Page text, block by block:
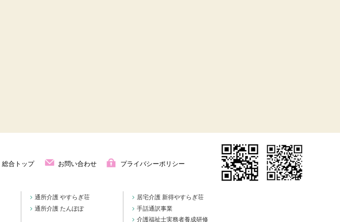
総合トップ お問い合わせ プライバシーポリシー
通所介護 やすらぎ荘
通所介護 たんぽぽ
居宅介護 新得やすらぎ荘
手話通訳事業
介護福祉士実務者養成研修